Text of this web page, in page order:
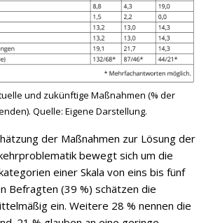
und zukünftige Maßnahmen (% der
Quelle: Eigene Darstellung.
der Maßnahmen zur Lösung der
bewegt sich um die
einer Skala von eins bis fünf
Befragten (39 %) schätzen die
ein. Weitere 28 % nennen die